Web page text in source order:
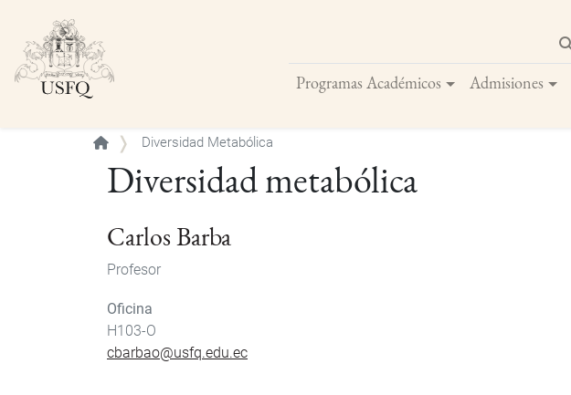
Programas Académicos Admisiones
Buscar
Diversidad Metabólica
Diversidad metabólica
Carlos Barba
Profesor
Oficina
H103-O
cbarbao@usfq.edu.ec